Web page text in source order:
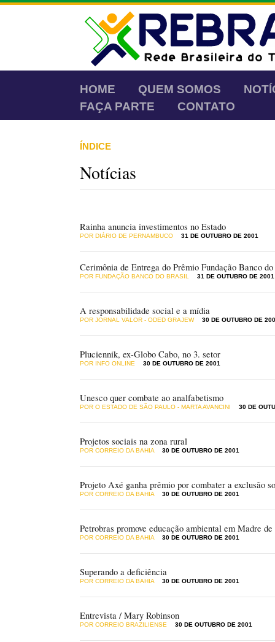
HOME QUEM SOMOS
FAÇA PARTE
CONTATO
ÍNDICE
Notícias
Rainha anuncia investimentos no Estado
POR DIÁRIO DE PERNAMBUCO 31 DE OUTUBRO DE 2001
Cerimônia de Entrega do Prêmio Fundação Banco
POR FUNDAÇÃO BANCO DO BRASIL 31 DE OUTUBRO DE 2001
A responsabilidade social e a mídia
POR JORNAL VALOR - ODED GRAJEW 30 DE OUTUBRO DE
Pluciennik, ex-Globo Cabo, no 3. setor
POR INFO ONLINE 30 DE OUTUBRO DE 2001
Unesco quer combate ao analfabetismo
POR O ESTADO DE SÃO PAULO - MARTA AVANCINI 30 DE
Projetos sociais na zona rural
POR CORREIO DA BAHIA 30 DE OUTUBRO DE 2001
Projeto Axé ganha prêmio por combater a exclusão
POR CORREIO DA BAHIA 30 DE OUTUBRO DE 2001
Petrobras promove educação ambiental em Madre
POR CORREIO DA BAHIA 30 DE OUTUBRO DE 2001
Superando a deficiência
POR CORREIO DA BAHIA 30 DE OUTUBRO DE 2001
Entrevista / Mary Robinson
POR CORREIO BRAZILIENSE 30 DE OUTUBRO DE 2001